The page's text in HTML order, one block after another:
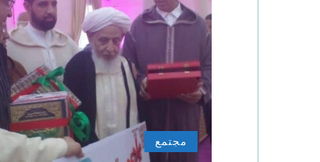
مجتمع